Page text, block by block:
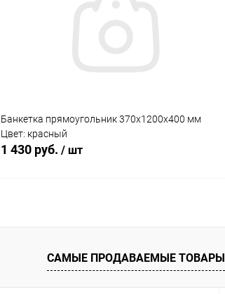
Банкетка прямоугольник 370х1200х400 мм
Цвет: красный
1 430 руб. / шт
САМЫЕ ПРОДАВАЕМЫЕ ТОВАРЫ